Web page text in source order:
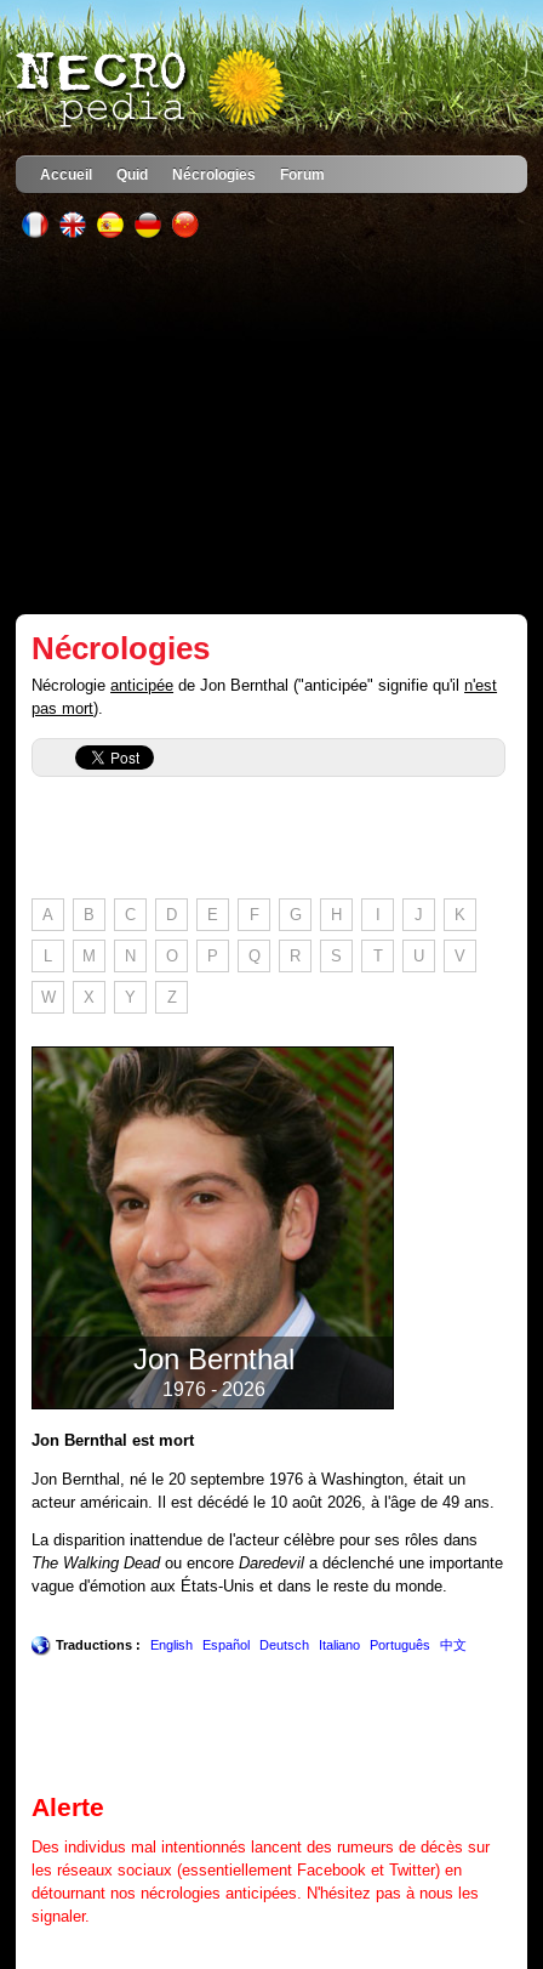
Accueil Quid Nécrologies Forum
Nécrologies
Nécrologieanticipée de Jon Bernthal ("anticipée" signifie qu'iln'est
pas mort).
A B C D E F G H I J K
L M N O P Q R S T U V
W X Y Z
Jon Bernthal
1976 - 2026
Jon Bernthal est mort
Jon Bernthal, né le 20 septembre 1976 à Washington, était un
acteur américain. Il est décédé le 10 août 2026, à l'âge de 49 ans.
La disparition inattendue de l'acteur célèbre pour ses rôles dans
The Walking Deadou encoreDaredevil a déclenché une importante
vague d'émotion aux États-Unis et dans le reste du monde.
Traductions : English Español Deutsch Italiano Português 中文
Alerte
Des individus mal intentionnés lancent des rumeurs de décès sur
les réseaux sociaux (essentiellement Facebook et Twitter) en
détournant nos nécrologies anticipées. N'hésitez pas à nous les
signaler.